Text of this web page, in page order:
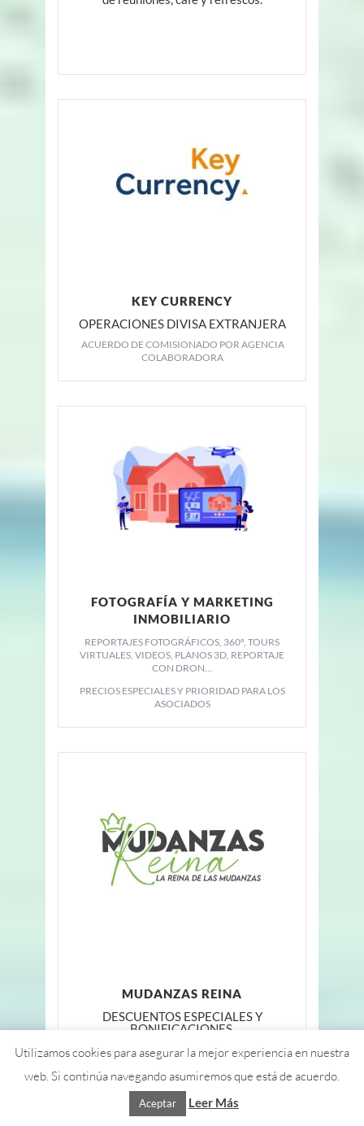
KEY CURRENCY
OPERACIONES DIVISA EXTRANJERA
ACUERDO DE COMISIONADO POR AGENCIA
COLABORADORA
FOTOGRAFÍA Y MARKETING
INMOBILIARIO
REPORTAJES FOTOGRÁFICOS, 360º, TOURS
VIRTUALES, VIDEOS, PLANOS 3D, REPORTAJE
CON DRON…
PRECIOS ESPECIALES Y PRIORIDAD PARA LOS
ASOCIADOS
MUDANZAS REINA
DESCUENTOS ESPECIALES Y
BONIFICACIONES
Utilizamos cookies para asegurar la mejor experiencia en nuestra
web. Si continúa navegando asumiremos que está de acuerdo.
Aceptar Leer Más